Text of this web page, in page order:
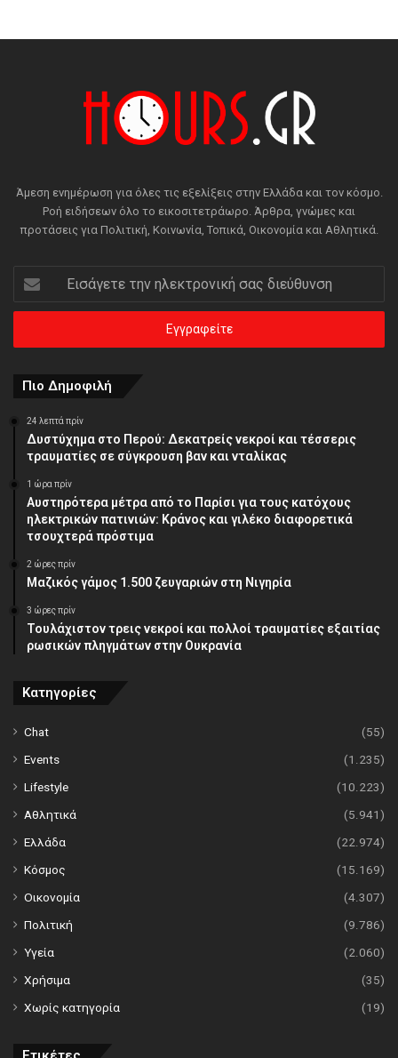
Άμεση ενημέρωση για όλες τις εξελίξεις στην Ελλάδα και τον κόσμο.
Ροή ειδήσεων όλο το εικοσιτετράωρο. Άρθρα, γνώμες και
προτάσεις για Πολιτική, Κοινωνία, Τοπικά, Οικονομία και Αθλητικά.
Εισάγετε
την
ηλεκτρονική
διεύθυνση
Πιο Δημοφιλή
24 λεπτά πρίν
Δυστύχημα στο Περού: Δεκατρείς νεκροί και τέσσερις
τραυματίες σε σύγκρουση βαν και νταλίκας
1 ώρα πρίν
Αυστηρότερα μέτρα από το Παρίσι για τους κατόχους
ηλεκτρικών πατινιών: Κράνος και γιλέκο διαφορετικά
τσουχτερά πρόστιμα
2 ώρες πρίν
Μαζικός γάμος 1.500 ζευγαριών στη Νιγηρία
3 ώρες πρίν
Τουλάχιστον τρεις νεκροί και πολλοί τραυματίες εξαιτίας
ρωσικών πληγμάτων στην Ουκρανία
Κατηγορίες
Chat
(55)
Events
(1.235)
Lifestyle
(10.223)
Αθλητικά
(5.941)
Ελλάδα
(22.974)
Κόσμος
(15.169)
Οικονομία
(4.307)
Πολιτική
(9.786)
Υγεία
(2.060)
Χρήσιμα
(35)
Χωρίς κατηγορία
(19)